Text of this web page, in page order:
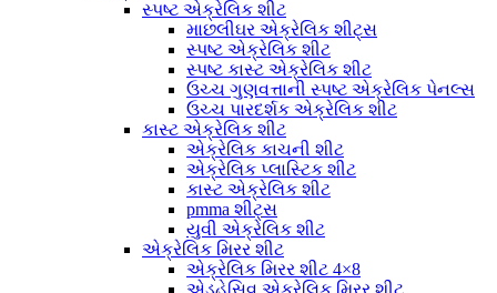
સ્પષ્ટ એક્રેલિક શીટ
માછલીઘર એક્રેલિક શીટ્સ
સ્પષ્ટ એક્રેલિક શીટ
સ્પષ્ટ કાસ્ટ એક્રેલિક શીટ
ઉચ્ચ ગુણવત્તાની સ્પષ્ટ એક્રેલિક પેનલ્સ
ઉચ્ચ પારદર્શક એક્રેલિક શીટ
કાસ્ટ એક્રેલિક શીટ
એક્રેલિક કાચની શીટ
એક્રેલિક પ્લાસ્ટિક શીટ
કાસ્ટ એક્રેલિક શીટ
pmma શીટ્સ
યુવી એક્રેલિક શીટ
એક્રેલિક મિરર શીટ
એક્રેલિક મિરર શીટ 4×8
એડહેસિવ એક્રેલિક મિરર શીટ